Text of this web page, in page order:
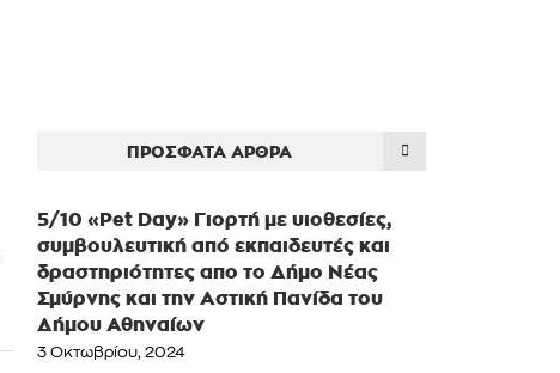
ΠΡΌΣΦΑΤΑ ΆΡΘΡΑ
5/10 «Pet Day» Γιορτή με υιοθεσίες,
συμβουλευτική από εκπαιδευτές και
δραστηριότητες απο το Δήμο Νέας
Σμύρνης και την Αστική Πανίδα του
Δήμου Αθηναίων
3 Οκτωβρίου, 2024